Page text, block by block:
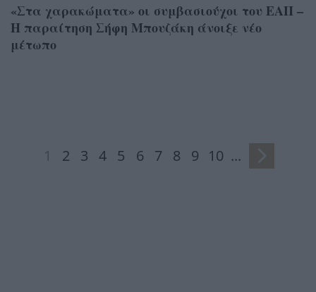
«Στα χαρακώματα» οι συμβασιούχοι του ΕΑΠ –
Η παραίτηση Σήφη Μπουζάκη άνοιξε νέο
μέτωπο
1 2 3 4 5 6 7 8 9 10 ...